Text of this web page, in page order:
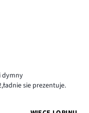
dymny
sie prezentuje.